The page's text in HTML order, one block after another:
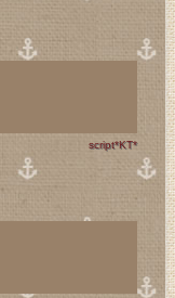
script*KT*